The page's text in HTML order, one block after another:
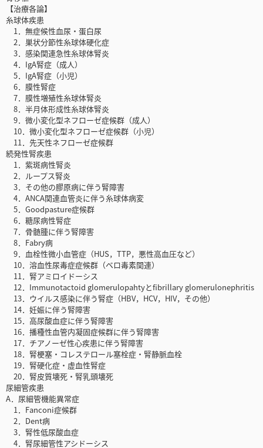
【治療各論】
糸球体疾患
1．無症候性血尿・蛋白尿
2．巣状分節性糸球体硬化症
3．感染関連急性糸球体腎炎
4．IgA腎症（成人）
5．IgA腎症（小児）
6．膜性腎症
7．膜性増殖性糸球体腎炎
8．半月体形成性糸球体腎炎
9．微小変化型ネフローゼ症候群（成人）
10．微小変化型ネフローゼ症候群（小児）
11．先天性ネフローゼ症候群
続発性腎疾患
1．紫斑病性腎炎
2．ループス腎炎
3．その他の膠原病に伴う腎障害
4．ANCA関連血管炎に伴う糸球体病変
5．Goodpasture症候群
6．糖尿病性腎症
7．骨髄腫に伴う腎障害
8．Fabry病
9．血栓性微小血管症（HUS，TTP，悪性高血圧など）
10．溶血性尿毒症症候群（ベロ毒素関連）
11．腎アミロイドーシス
12．Immunotactoid glomerulopahtyとfibrillary glomerulonephritis
13．ウイルス感染に伴う腎症（HBV，HCV，HIV，その他）
14．妊娠に伴う腎障害
15．高尿酸血症に伴う腎障害
16．播種性血管内凝固症候群に伴う腎障害
17．チアノーゼ性心疾患に伴う腎障害
18．腎梗塞・コレステロール塞栓症・腎静脈血栓
19．腎硬化症・虚血性腎症
20．腎皮質壊死・腎乳頭壊死
尿細管疾患
A．尿細管機能異常症
1．Fanconi症候群
2．Dent病
3．腎性低尿酸血症
4．腎尿細管性アシドーシス